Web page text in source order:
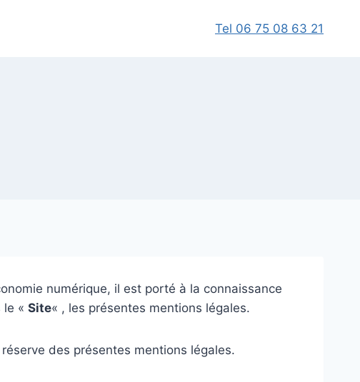
Tel 06 75 08 63 21
numérique, il est porté à la connaissance
« Site« , les présentes mentions légales.
des présentes mentions légales.